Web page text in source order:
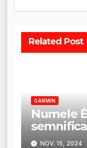
Related Post
GARMIN
Numele
trăsături
NOV. 15, 2024